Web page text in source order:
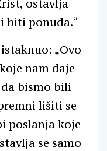
ostavlja
biti ponuda.“
„Ovo
nam daje
bismo bili
lišiti se
poslanja koje
se samo